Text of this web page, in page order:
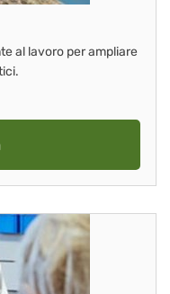
al lavoro per ampliare